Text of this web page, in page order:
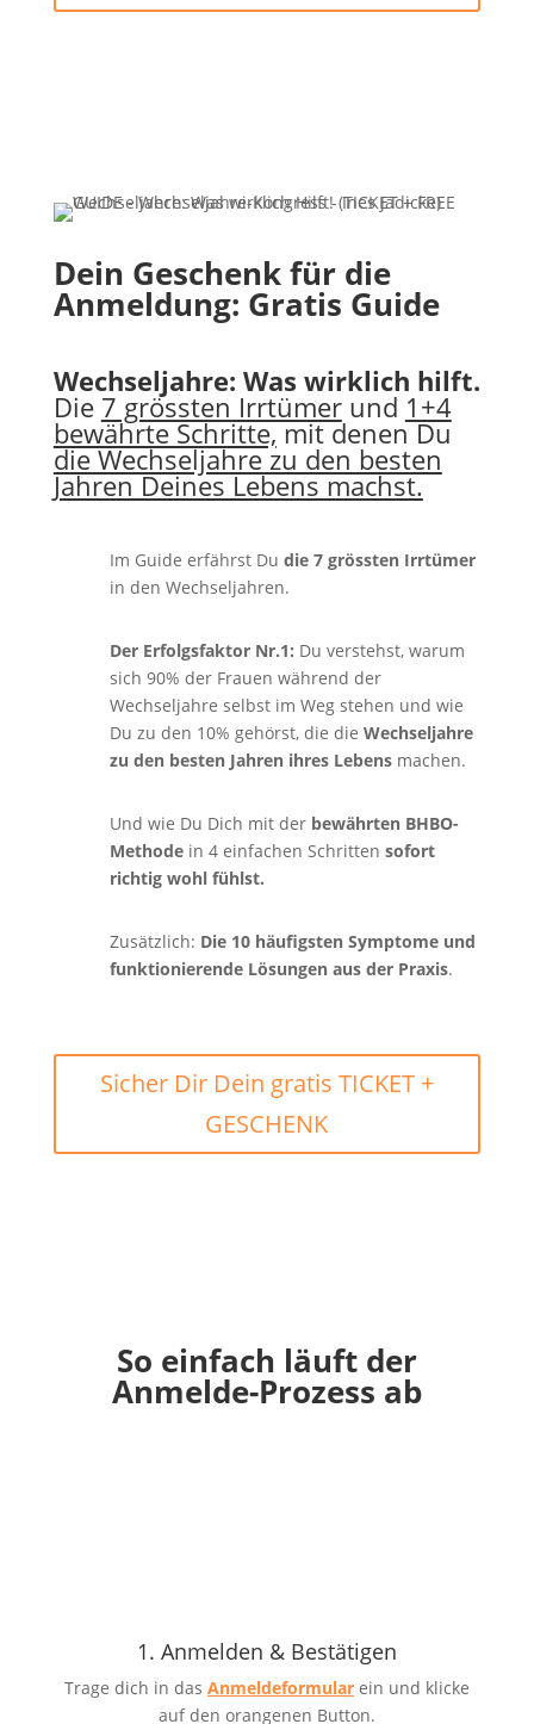
Dein Geschenk für die
Anmeldung: Gratis Guide
Wechseljahre: Was wirklich hilft.
Die 7 grössten Irrtümerund 1+4
bewährte Schritte,mit denen Du
die Wechseljahre zu den besten
Jahren Deines Lebens machst.
Im Guide erfährst Du die 7 grössten Irrtümer
in den Wechseljahren.
Der Erfolgsfaktor Nr.1: Du verstehst, warum
sich 90% der Frauen während der
Wechseljahre selbst im Weg stehen und wie
Du zu den 10% gehörst, die die Wechseljahre
zu den besten Jahren ihres Lebensmachen.
Und wie Du Dich mit der bewährten BHBO-
Methodein 4 einfachen Schritten sofort
richtig wohl fühlst.
Zusätzlich: Die 10 häufigsten Symptome und
funktionierende Lösungen aus der Praxis.
Sicher Dir Dein gratis TICKET +
GESCHENK
So einfach läuft der
Anmelde-Prozess ab
1. Anmelden & Bestätigen
Trage dich in das Anmeldeformular ein und klicke
auf den orangenen Button.